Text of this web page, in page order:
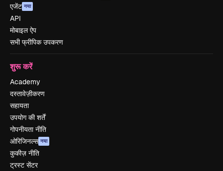
एजेंट नया
API
मोबाइल ऐप
सभी फ्रीपिक उपकरण
शुरू करें
Academy
दस्तावेज़ीकरण
सहायता
उपयोग की शर्तें
गोपनीयता नीति
ओरिजिनल्स नया
कुकीज़ नीति
ट्रस्ट सेंटर